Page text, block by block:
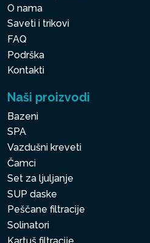
O nama
Saveti i trikovi
FAQ
Podrška
Kontakti
Naši proizvodi
Bazeni
SPA
Vazdušni kreveti
Čamci
Set za ljuljanje
SUP daske
Peščane filtracije
Solinatori
Kartuš filtracije